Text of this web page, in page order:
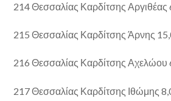
214 Θεσσαλίας Καρδίτσης Αργιθέας
215 Θεσσαλίας Καρδίτσης Άρνης
216 Θεσσαλίας Καρδίτσης Αχελώου
217 Θεσσαλίας Καρδίτσης Ιθώμης